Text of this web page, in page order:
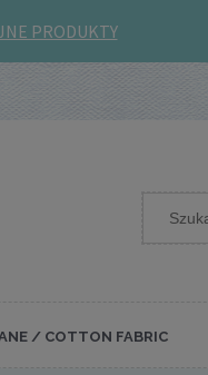
/ COTTON FABRIC